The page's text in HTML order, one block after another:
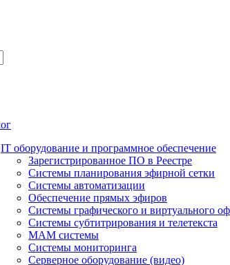
IT оборудование и программное обеспечение
Зарегистрированное ПО в Реестре
Системы планирования эфирной сетки
Системы автоматизации
Обеспечение прямых эфиров
Системы графического и виртуального
Системы субтитрирования и телетекста
MAM системы
Системы мониторинга
Серверное оборудование (видео)